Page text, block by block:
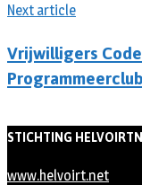
Next article
Vrijwilligers
STICHTING
www.helvoirt.net